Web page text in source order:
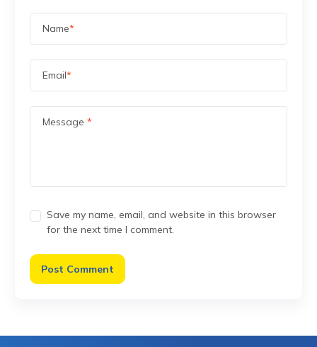
Name*
Email*
Message *
Save my name, email, and website in this browser
for the next time I comment.